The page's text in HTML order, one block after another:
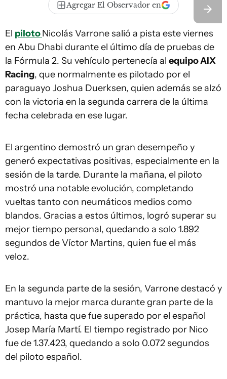
Agregar El Observador en
El pilotoNicolás Varrone salió a pista este viernes
en Abu Dhabi durante el último día de pruebas de
la Fórmula 2. Su vehículo pertenecía al equipo AIX
Racing, que normalmente es pilotado por el
paraguayo Joshua Duerksen, quien además se alzó
con la victoria en la segunda carrera de la última
fecha celebrada en ese lugar.
El argentino demostró un gran desempeño y
generó expectativas positivas, especialmente en la
sesión de la tarde. Durante la mañana, el piloto
mostró una notable evolución, completando
vueltas tanto con neumáticos medios como
blandos. Gracias a estos últimos, logró superar su
mejor tiempo personal, quedando a solo 1.892
segundos de Víctor Martins, quien fue el más
veloz.
En la segunda parte de la sesión, Varrone destacó y
mantuvo la mejor marca durante gran parte de la
práctica, hasta que fue superado por el español
Josep María Martí. El tiempo registrado por Nico
fue de 1.37.423, quedando a solo 0.072 segundos
del piloto español.